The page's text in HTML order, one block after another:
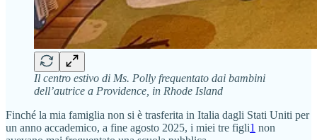
Il centro estivo di Ms. Polly frequentato dai bambini
dell’autrice a Providence, in Rhode Island
Finché la mia famiglia non si è trasferita in Italia dagli Stati Uniti per
un anno accademico, a fine agosto 2025, i miei tre figli1 non